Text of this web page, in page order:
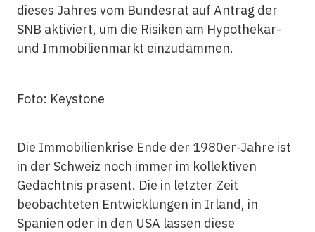
dieses Jahres vom Bundesrat auf Antrag der
SNB aktiviert, um die Risiken am Hypothekar-
und Immobilienmarkt einzudämmen.
Foto: Keystone
Die Immobilienkrise Ende der 1980er-Jahre ist
in der Schweiz noch immer im kollektiven
Gedächtnis präsent. Die in letzter Zeit
beobachteten Entwicklungen in Irland, in
Spanien oder in den USA lassen diese